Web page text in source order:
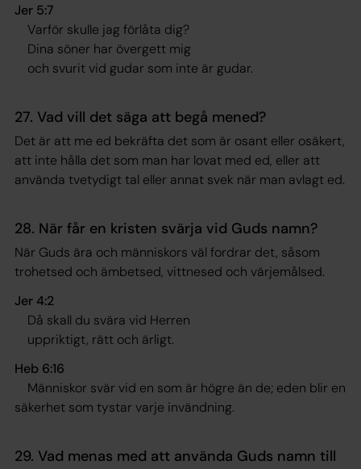
Jer 5:7
Varför skulle jag förlåta dig?
Dina söner har övergett mig
och svurit vid gudar som inte är gudar.
27. Vad vill det säga att begå mened?
Det är att me ed bekräfta det som är osant eller osäkert,
att inte hålla det som man har lovat med ed, eller att
använda tvetydigt tal eller annat svek när man avlagt ed.
28. När får en kristen svärja vid Guds namn?
När Guds ära och människors väl fordrar det, såsom
trohetsed och ämbetsed, vittnesed och värjemålsed.
Jer 4:2
Då skall du svära vid Herren
uppriktigt, rätt och ärligt.
Heb 6:16
Människor svär vid en som är högre än de; eden blir en
säkerhet som tystar varje invändning.
29. Vad menas med att använda Guds namn till